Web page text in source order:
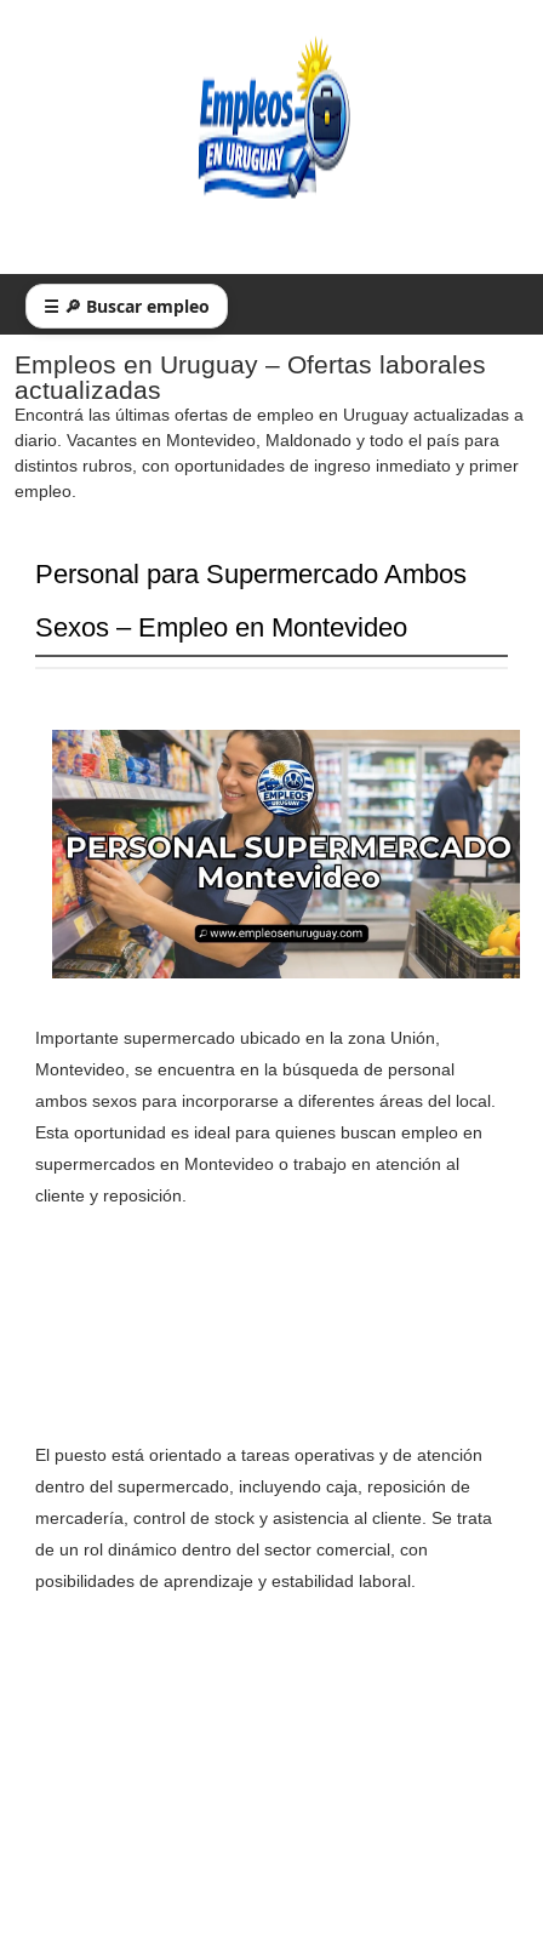
☰ 🔎 Buscar empleo
Empleos en Uruguay – Ofertas laborales
actualizadas
Encontrá las últimas ofertas de empleo en Uruguay actualizadas a
diario. Vacantes en Montevideo, Maldonado y todo el país para
distintos rubros, con oportunidades de ingreso inmediato y primer
empleo.
Personal para Supermercado Ambos
Sexos – Empleo en Montevideo
Importante supermercado ubicado en la zona Unión,
Montevideo, se encuentra en la búsqueda de personal
ambos sexos para incorporarse a diferentes áreas del local.
Esta oportunidad es ideal para quienes buscan empleo en
supermercados en Montevideo o trabajo en atención al
cliente y reposición.
El puesto está orientado a tareas operativas y de atención
dentro del supermercado, incluyendo caja, reposición de
mercadería, control de stock y asistencia al cliente. Se trata
de un rol dinámico dentro del sector comercial, con
posibilidades de aprendizaje y estabilidad laboral.